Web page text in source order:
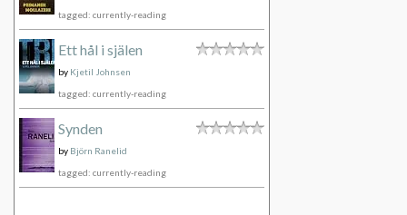
tagged: currently-reading
Ett hål i själen
by Kjetil Johnsen
tagged: currently-reading
Synden
by Björn Ranelid
tagged: currently-reading